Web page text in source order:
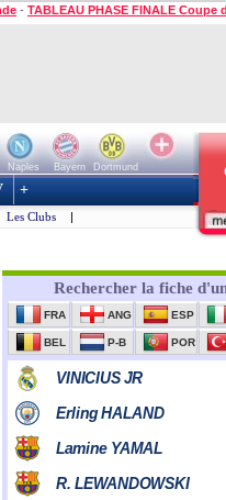
- TABLEAU PHASE FINALE Coupe
Naples Bayern
Dortmund
+
Les Clubs |